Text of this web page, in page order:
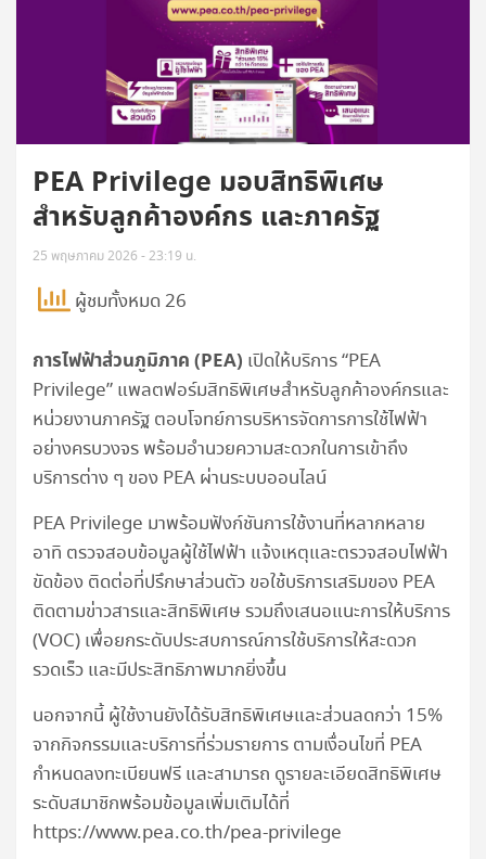
PEA Privilege มอบสิทธิพิเศษ
สำหรับลูกค้าองค์กร และภาครัฐ
25 พฤษภาคม 2026 - 23:19 น.
ผู้ชมทั้งหมด 26
การไฟฟ้าส่วนภูมิภาค (PEA) เปิดให้บริการ “PEA
Privilege” แพลตฟอร์มสิทธิพิเศษสำหรับลูกค้าองค์กรและ
หน่วยงานภาครัฐ ตอบโจทย์การบริหารจัดการการใช้ไฟฟ้า
อย่างครบวงจร พร้อมอำนวยความสะดวกในการเข้าถึง
บริการต่าง ๆ ของ PEA ผ่านระบบออนไลน์
PEA Privilege มาพร้อมฟังก์ชันการใช้งานที่หลากหลาย
อาทิ ตรวจสอบข้อมูลผู้ใช้ไฟฟ้า แจ้งเหตุและตรวจสอบไฟฟ้า
ขัดข้อง ติดต่อที่ปรึกษาส่วนตัว ขอใช้บริการเสริมของ PEA
ติดตามข่าวสารและสิทธิพิเศษ รวมถึงเสนอแนะการให้บริการ
(VOC) เพื่อยกระดับประสบการณ์การใช้บริการให้สะดวก
รวดเร็ว และมีประสิทธิภาพมากยิ่งขึ้น
นอกจากนี้ ผู้ใช้งานยังได้รับสิทธิพิเศษและส่วนลดกว่า 15%
จากกิจกรรมและบริการที่ร่วมรายการ ตามเงื่อนไขที่ PEA
กำหนดลงทะเบียนฟรี และสามารถ ดูรายละเอียดสิทธิพิเศษ
ระดับสมาชิกพร้อมข้อมูลเพิ่มเติมได้ที่
https://www.pea.co.th/pea-privilege